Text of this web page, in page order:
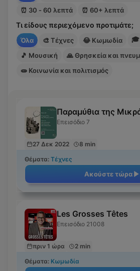
⏰ 30 - 60 λεπτά ⏰ 60+ λεπτά
Τι είδους περιεχόμενο προτιμάτε;
Όλα 🎨 Τέχνες 😂 Κωμωδία 🎓
🎵 Μουσική 🙏Θρησκεία και
🧫 Κοινωνία και πολιτισμός
Παραμύθια της
Επεισόδιο 7
27 Δεκ 2022
8 min
Θέματα: Τέχνες
Ακούστε τώρα
Les Grosses Têtes
Επεισόδιο 21008
πριν 1 ώρα
2 min
Θέματα: Κωμωδία